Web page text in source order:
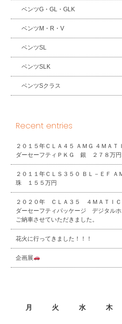
ベンツG・GL・GLK
ベンツM・R・V
ベンツSL
ベンツSLK
ベンツSクラス
Recent entries
２０１５年ＣＬＡ４５ ＡＭＧ ４ＭＡＴ
ダーセーフティＰＫＧ 銀 ２７８万円
２０１１年ＣＬＳ３５０ ＢＬ－ＥＦ
珠 １５５万円
２０２０年 ＣＬＡ３５ ４ＭＡＴＩ
ダーセーフティパッケージ デジタル
ご納車させていただきました。
花火に行ってきました！！！
企画展
月 火 水 木